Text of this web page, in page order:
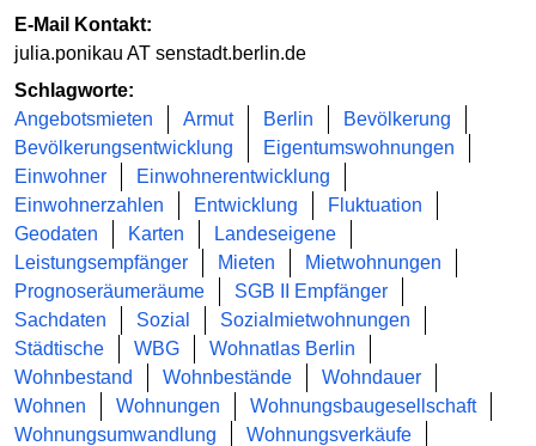
E-Mail Kontakt:
julia.ponikau AT senstadt.berlin.de
Schlagworte:
Angebotsmieten
Armut Berlin
Bevölkerung
Bevölkerungsentwicklung
Eigentumswohnungen
Einwohner
Einwohnerentwicklung
Einwohnerzahlen
Entwicklung
Fluktuation
Geodaten
Karten
Landeseigene
Leistungsempfänger
Mieten
Mietwohnungen
Prognoseräumeräume
SGB II Empfänger
Sachdaten
Sozial
Sozialmietwohnungen
Städtische
WBG
Wohnatlas Berlin
Wohnbestand
Wohnbestände
Wohndauer
Wohnen
Wohnungen
Wohnungsbaugesellschaft
Wohnungsumwandlung
Wohnungsverkäufe